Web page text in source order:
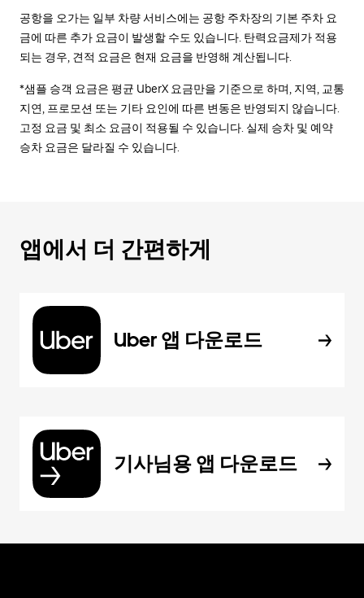
공항을 오가는 일부 차량 서비스에는 공항 주차장의 기본 주차 요
금에 따른 추가 요금이 발생할 수도 있습니다. 탄력요금제가 적용
되는 경우, 견적 요금은 현재 요금을 반영해 계산됩니다.
*샘플 승객 요금은 평균 UberX 요금만을 기준으로 하며, 지역, 교통
지연, 프로모션 또는 기타 요인에 따른 변동은 반영되지 않습니다.
고정 요금 및 최소 요금이 적용될 수 있습니다. 실제 승차 및 예약
승차 요금은 달라질 수 있습니다.
앱에서 더 간편하게
Uber 앱 다운로드
기사님용 앱 다운로드